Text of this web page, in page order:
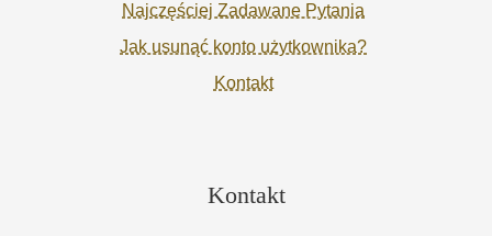
Najczęściej Zadawane Pytania
Jak usunąć konto użytkownika?
Kontakt
Kontakt